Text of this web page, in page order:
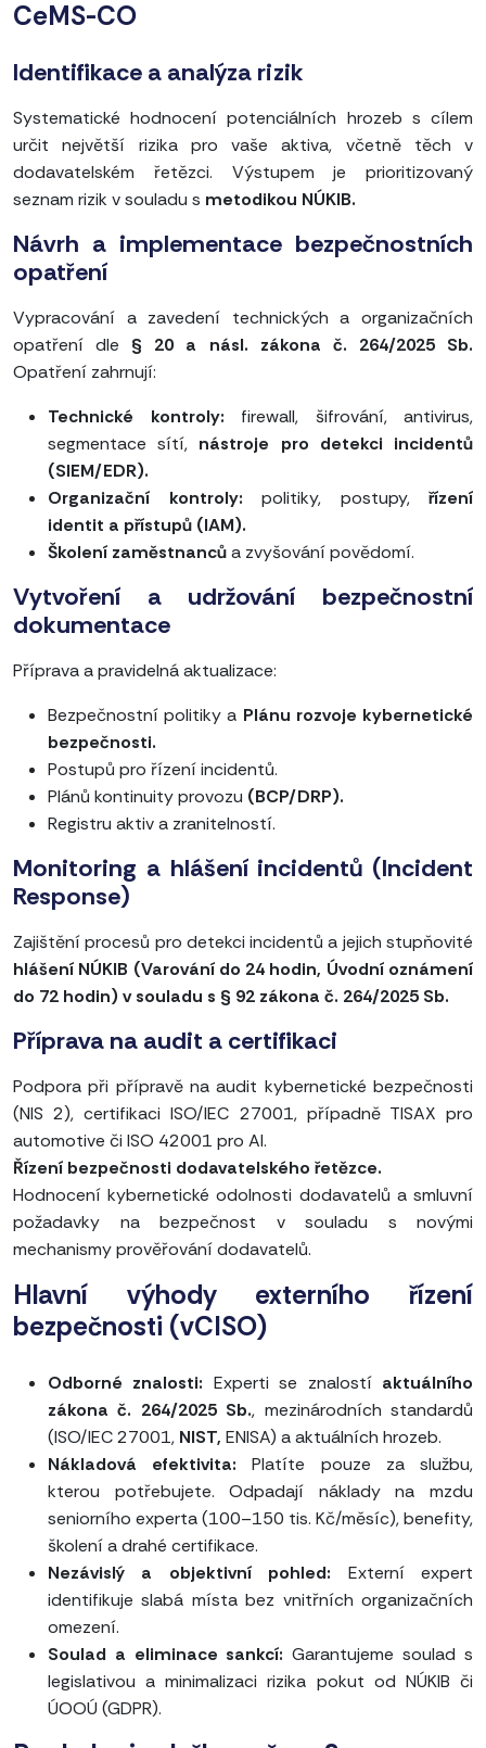
CeMS-CO
Identifikace a analýza rizik
Systematické hodnocení potenciálních hrozeb s cílem
určit největší rizika pro vaše aktiva, včetně těch v
dodavatelském řetězci. Výstupem je prioritizovaný
seznam rizik v souladu s metodikou NÚKIB.
Návrh a implementace bezpečnostních
opatření
Vypracování a zavedení technických a organizačních
opatření dle § 20 a násl. zákona č. 264/2025 Sb.
Opatření zahrnují:
Technické kontroly: firewall, šifrování, antivirus,
segmentace sítí, nástroje pro detekci incidentů
(SIEM/EDR).
Organizační kontroly: politiky, postupy, řízení
identit a přístupů (IAM).
Školení zaměstnancůa zvyšování povědomí.
Vytvoření a udržování bezpečnostní
dokumentace
Příprava a pravidelná aktualizace:
Bezpečnostní politiky a Plánu rozvoje kybernetické
bezpečnosti.
Postupů pro řízení incidentů.
Plánů kontinuity provozu (BCP/DRP).
Registru aktiv a zranitelností.
Monitoring a hlášení incidentů (Incident
Response)
Zajištění procesů pro detekci incidentů a jejich stupňovité
hlášení NÚKIB (Varování do 24 hodin, Úvodní oznámení
do 72 hodin) v souladu s § 92 zákona č. 264/2025 Sb.
Příprava na audit a certifikaci
Podpora při přípravě na audit kybernetické bezpečnosti
(NIS 2), certifikaci ISO/IEC 27001, případně TISAX pro
automotive či ISO 42001 pro AI.
Řízení bezpečnosti dodavatelského řetězce.
Hodnocení kybernetické odolnosti dodavatelů a smluvní
požadavky na bezpečnost v souladu s novými
mechanismy prověřování dodavatelů.
Hlavní výhody externího řízení
bezpečnosti (vCISO)
Odborné znalosti: Experti se znalostí aktuálního
zákona č. 264/2025 Sb., mezinárodních standardů
(ISO/IEC 27001, NIST, ENISA) a aktuálních hrozeb.
Nákladová efektivita:Platíte pouze za službu,
kterou potřebujete. Odpadají náklady na mzdu
seniorního experta (100–150 tis. Kč/měsíc), benefity,
školení a drahé certifikace.
Nezávislý a objektivní pohled: Externí expert
identifikuje slabá místa bez vnitřních organizačních
omezení.
Soulad a eliminace sankcí: Garantujeme soulad s
legislativou a minimalizaci rizika pokut od NÚKIB či
ÚOOÚ (GDPR).